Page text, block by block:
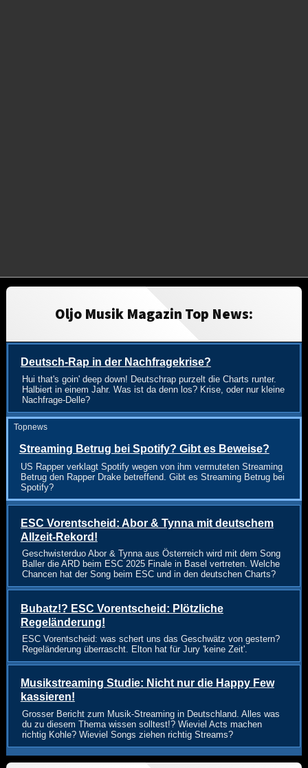
Oljo Musik Magazin Top News:
Deutsch-Rap in der Nachfragekrise?
Hui that's goin' deep down! Deutschrap purzelt die Charts runter.
Halbiert in einem Jahr. Was ist da denn los? Krise, oder nur kleine
Nachfrage-Delle?
Topnews
Streaming Betrug bei Spotify? Gibt es Beweise?
US Rapper verklagt Spotify wegen von ihm vermuteten Streaming
Betrug den Rapper Drake betreffend. Gibt es Streaming Betrug bei
Spotify?
ESC Vorentscheid: Abor & Tynna mit deutschem
Allzeit-Rekord!
Geschwisterduo Abor & Tynna aus Österreich wird mit dem Song
Baller die ARD beim ESC 2025 Finale in Basel vertreten. Welche
Chancen hat der Song beim ESC und in den deutschen Charts?
Bubatz!? ESC Vorentscheid: Plötzliche
Regeländerung!
ESC Vorentscheid: was schert uns das Geschwätz von gestern?
Regeländerung überrascht. Elton hat für Jury 'keine Zeit'.
Musikstreaming Studie: Nicht nur die Happy Few
kassieren!
Grosser Bericht zum Musik-Streaming in Deutschland. Alles was
du zu diesem Thema wissen solltest!? Wieviel Acts machen
richtig Kohle? Wieviel Songs ziehen richtig Streams?